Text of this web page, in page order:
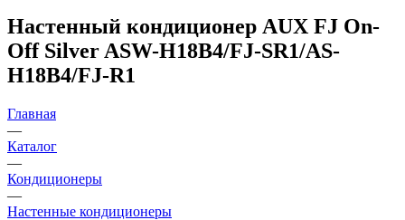
Настенный кондиционер AUX FJ On-
Off Silver ASW-H18B4/FJ-SR1/AS-
H18B4/FJ-R1
Главная
—
Каталог
—
Кондиционеры
—
Настенные кондиционеры